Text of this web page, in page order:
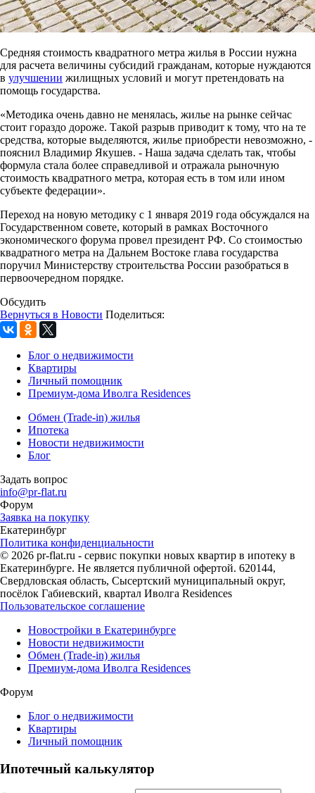
Средняя стоимость квадратного метра жилья в России нужна
для расчета величины субсидий гражданам, которые нуждаются
в улучшении жилищных условий и могут претендовать на
помощь государства.
«Методика очень давно не менялась, жилье на рынке сейчас
стоит гораздо дороже. Такой разрыв приводит к тому, что на те
средства, которые выделяются, жилье приобрести невозможно, -
пояснил Владимир Якушев. - Наша задача сделать так, чтобы
формула стала более справедливой и отражала рыночную
стоимость квадратного метра, которая есть в том или ином
субъекте федерации».
Переход на новую методику с 1 января 2019 года обсуждался на
Государственном совете, который в рамках Восточного
экономического форума провел президент РФ. Со стоимостью
квадратного метра на Дальнем Востоке глава государства
поручил Министерству строительства России разобраться в
первоочередном порядке.
Обсудить
Вернуться в Новости Поделиться:
Блог о недвижимости
Квартиры
Личный помощник
Премиум-дома Иволга Residences
Обмен (Trade-in) жилья
Ипотека
Новости недвижимости
Блог
Задать вопрос
info@pr-flat.ru
Форум
Заявка на покупку
Екатеринбург
Политика конфиденциальности
© 2026 pr-flat.ru - сервис покупки новых квартир в ипотеку в
Екатеринбурге. Не является публичной офертой. 620144,
Свердловская область, Сысертский муниципальный округ,
посёлок Габиевский, квартал Иволга Residences
Пользовательское соглашение
Новостройки в Екатеринбурге
Новости недвижимости
Обмен (Trade-in) жилья
Премиум-дома Иволга Residences
Форум
Блог о недвижимости
Квартиры
Личный помощник
Ипотечный калькулятор